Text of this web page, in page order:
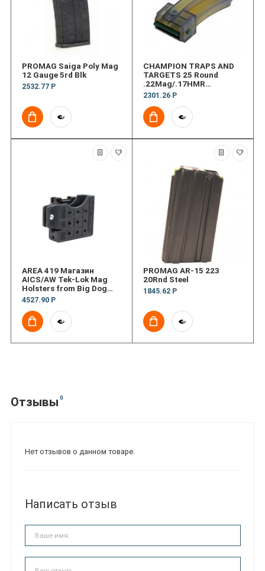
PROMAG Saiga Poly Mag
12 Gauge 5rd Blk
2532.77 Р
CHAMPION TRAPS AND
TARGETS 25 Round
.22Mag/.17HMR
Magazine
2301.26 Р
AREA 419 Магазин
AICS/AW Tek-Lok Mag
Holsters from Big Dog
Steel
4527.90 Р
PROMAG AR-15 223
20Rnd Steel
1845.62 Р
Отзывы 0
Нет отзывов о данном товаре.
Написать отзыв